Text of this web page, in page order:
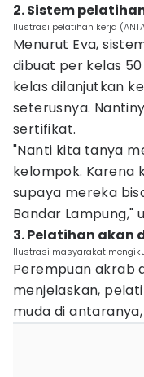
2. Sistem
Ilustrasi pelatihan kerja
Menurut Eva,
dibuat per kelas
kelas dilanjutkan
seterusnya.
sertifikat.
"Nanti kita tanya
kelompok. Karena
supaya mereka
Bandar Lampung,"
3. Pelatihan akan
Ilustrasi masyarakat
Perempuan akrab
menjelaskan,
muda di